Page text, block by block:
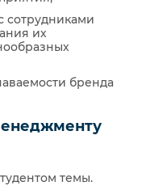
сотрудниками
их
бренда
темы.